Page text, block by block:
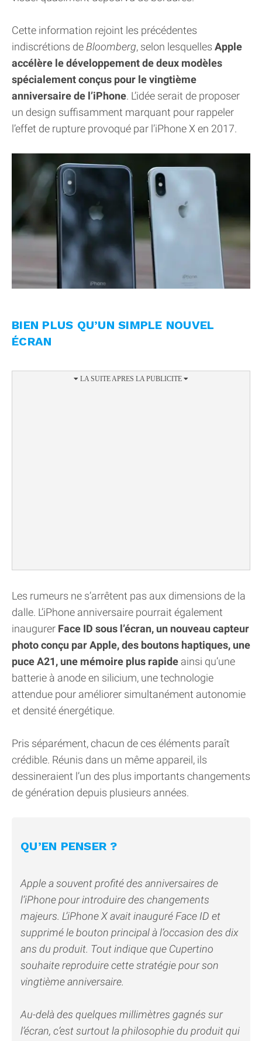
Cette information rejoint les précédentes
indiscrétions de Bloomberg, selon lesquelles Apple
accélère le développement de deux modèles
spécialement conçus pour le vingtième
anniversaire de l’iPhone. L’idée serait de proposer
un design suffisamment marquant pour rappeler
l’effet de rupture provoqué par l’iPhone X en 2017.
BIEN PLUS QU’UN SIMPLE NOUVEL
ÉCRAN
Les rumeurs ne s’arrêtent pas aux dimensions de la
dalle. L’iPhone anniversaire pourrait également
inaugurer Face ID sous l’écran, un nouveau capteur
photo conçu par Apple, des boutons haptiques, une
puce A21, une mémoire plus rapide ainsi qu’une
batterie à anode en silicium, une technologie
attendue pour améliorer simultanément autonomie
et densité énergétique.
Pris séparément, chacun de ces éléments paraît
crédible. Réunis dans un même appareil, ils
dessineraient l’un des plus importants changements
de génération depuis plusieurs années.
QU’EN PENSER ?
Apple a souvent profité des anniversaires de
l’iPhone pour introduire des changements
majeurs. L’iPhone X avait inauguré Face ID et
supprimé le bouton principal à l’occasion des dix
ans du produit. Tout indique que Cupertino
souhaite reproduire cette stratégie pour son
vingtième anniversaire.
Au-delà des quelques millimètres gagnés sur
l’écran, c’est surtout la philosophie du produit qui